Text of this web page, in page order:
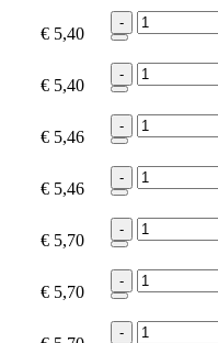
€ 5,40
-
€ 5,40
-
€ 5,46
-
€ 5,46
-
€ 5,70
-
€ 5,70
-
-